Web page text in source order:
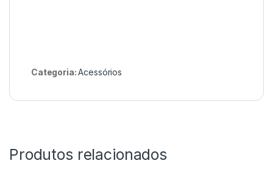
Categoria:Acessórios
Produtos relacionados